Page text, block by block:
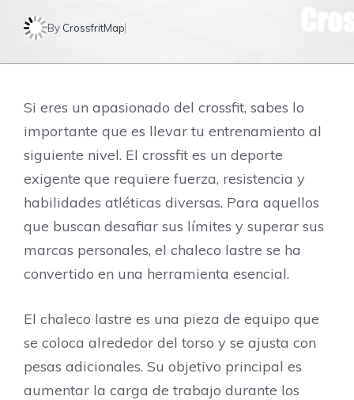
By CrossfritMap
Si eres un apasionado del crossfit, sabes lo
importante que es llevar tu entrenamiento al
siguiente nivel. El crossfit es un deporte
exigente que requiere fuerza, resistencia y
habilidades atléticas diversas. Para aquellos
que buscan desafiar sus límites y superar sus
marcas personales, el chaleco lastre se ha
convertido en una herramienta esencial.
El chaleco lastre es una pieza de equipo que
se coloca alrededor del torso y se ajusta con
pesas adicionales. Su objetivo principal es
aumentar la carga de trabajo durante los